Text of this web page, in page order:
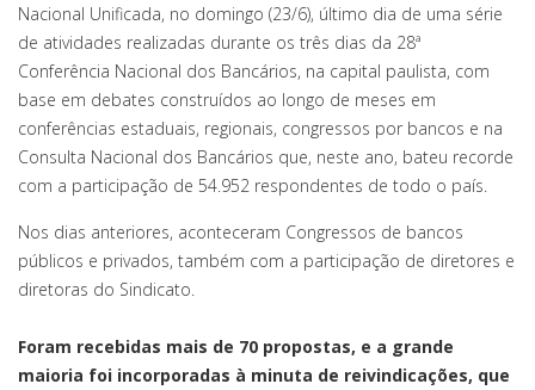
Nacional Unificada, no domingo (23/6), último dia de uma série
de atividades realizadas durante os três dias da 28ª
Conferência Nacional dos Bancários, na capital paulista, com
base em debates construídos ao longo de meses em
conferências estaduais, regionais, congressos por bancos e na
Consulta Nacional dos Bancários que, neste ano, bateu recorde
com a participação de 54.952 respondentes de todo o país.
Nos dias anteriores, aconteceram Congressos de bancos
públicos e privados, também com a participação de diretores e
diretoras do Sindicato.
Foram recebidas mais de 70 propostas, e a grande
maioria foi incorporadas à minuta de reivindicações, que